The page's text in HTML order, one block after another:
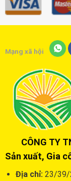
Mạng xã hội
CÔNG TY
Sản xuất, Gia
Địa chỉ: 23/39/